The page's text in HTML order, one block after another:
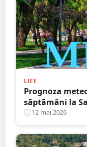
LIFE
Prognoza
săptămâni la
încălzește
12 mai 2026